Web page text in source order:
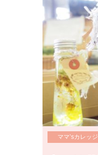
ママ’sカレッジ